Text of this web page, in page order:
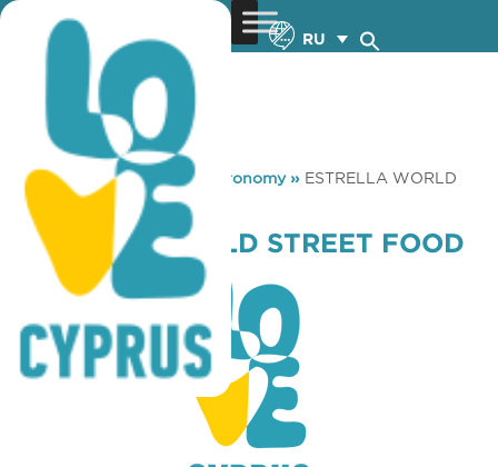
RU
You are here:Home »Gastronomy» ESTRELLA WORLD
STREET FOOD
ESTRELLA WORLD STREET FOOD